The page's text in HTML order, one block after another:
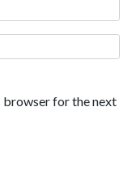
browser for the next